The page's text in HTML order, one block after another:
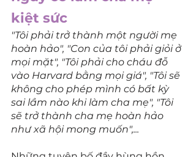
kiệt sức
"Tôi phải trở thành một người mẹ
hoàn hảo", "Con của tôi phải giỏi ở
mọi mặt", "Tôi phải cho cháu đỗ
vào Harvard bằng mọi giá", "Tôi sẽ
không cho phép mình có bất kỳ
sai lầm nào khi làm cha mẹ", "Tôi
sẽ trở thành cha mẹ hoàn hảo
như xã hội mong muốn",...